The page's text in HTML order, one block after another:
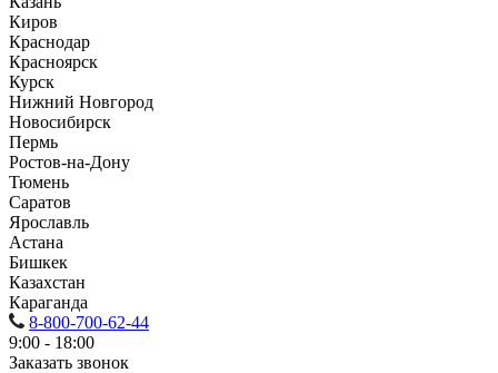
Киров
Краснодар
Красноярск
Курск
Нижний Новгород
Новосибирск
Пермь
Ростов-на-Дону
Тюмень
Саратов
Ярославль
Астана
Бишкек
Казахстан
Караганда
8-800-700-62-44
9:00 - 18:00
Заказать звонок